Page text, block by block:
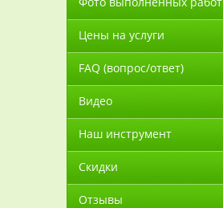
Цены на услуги
FAQ (вопрос/ответ)
Видео
Наш инструмент
Скидки
Отзывы